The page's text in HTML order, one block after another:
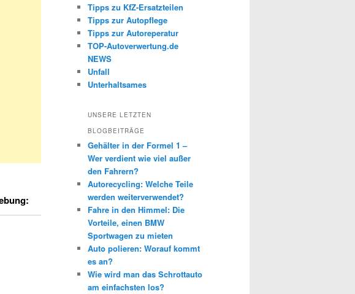
Tipps zu KfZ-Ersatzteilen
Tipps zur Autopflege
Tipps zur Autoreperatur
TOP-Autoverwertung.de
NEWS
Unfall
Unterhaltsames
UNSERE LETZTEN
BLOGBEITRÄGE
Gehälter in der Formel 1 –
Wer verdient wie viel außer
den Fahrern?
Autorecycling: Welche Teile
werden weiterverwendet?
Fahre in den Himmel: Die
Vorteile, einen BMW
Sportwagen zu mieten
Auto polieren: Worauf kommt
es an?
Wie wird man das Schrottauto
am einfachsten los?